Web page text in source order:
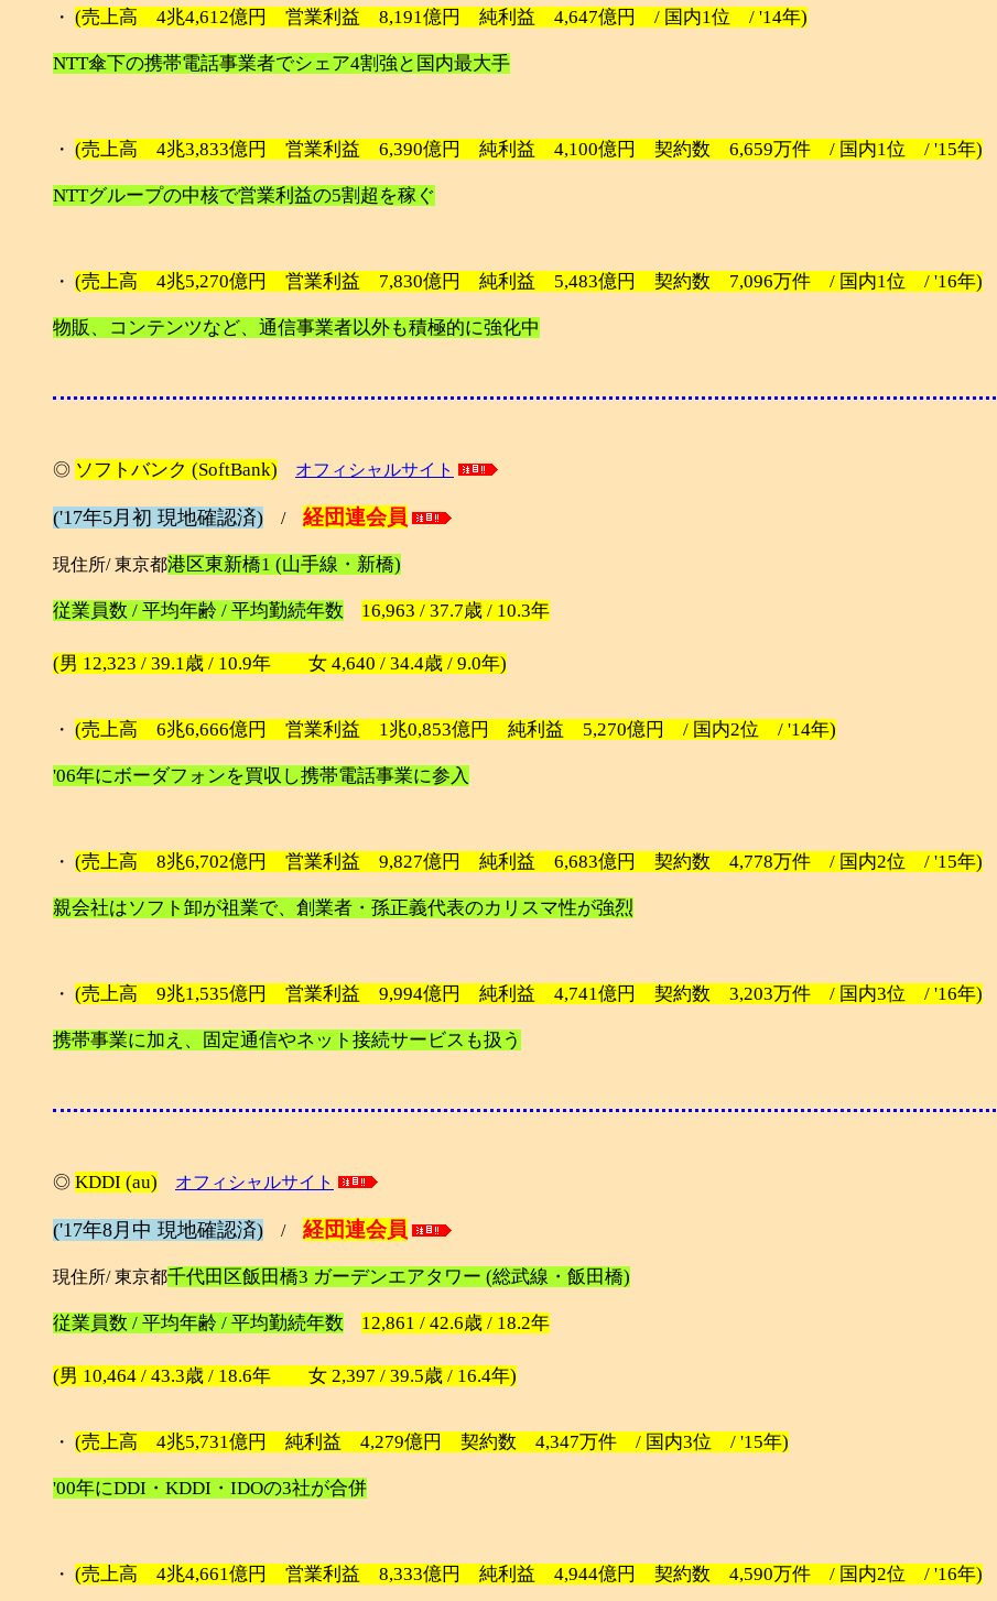
・ (売上高 4兆4,612億円 営業利益 8,191億円 純利益 4,647億円 / 国内1位 / '14年)
NTT傘下の携帯電話事業者でシェア4割強と国内最大手
・ (売上高 4兆3,833億円 営業利益 6,390億円 純利益 4,100億円 契約数 6,659万件 / 国内1位 / '15年)
NTTグループの中核で営業利益の5割超を稼ぐ
・ (売上高 4兆5,270億円 営業利益 7,830億円 純利益 5,483億円 契約数 7,096万件 / 国内1位 / '16年)
物販、コンテンツなど、通信事業者以外も積極的に強化中
◎ ソフトバンク (SoftBank) オフィシャルサイト
('17年5月初 現地確認済) / 経団連会員
現住所/ 東京都港区東新橋1 (山手線・新橋)
従業員数 / 平均年齢 / 平均勤続年数 16,963 / 37.7歳 / 10.3年
(男 12,323 / 39.1歳 / 10.9年 女 4,640 / 34.4歳 / 9.0年)
・ (売上高 6兆6,666億円 営業利益 1兆0,853億円 純利益 5,270億円 / 国内2位 / '14年)
'06年にボーダフォンを買収し携帯電話事業に参入
・ (売上高 8兆6,702億円 営業利益 9,827億円 純利益 6,683億円 契約数 4,778万件 / 国内2位 / '15年)
親会社はソフト卸が祖業で、創業者・孫正義代表のカリスマ性が強烈
・ (売上高 9兆1,535億円 営業利益 9,994億円 純利益 4,741億円 契約数 3,203万件 / 国内3位 / '16年)
携帯事業に加え、固定通信やネット接続サービスも扱う
◎ KDDI (au) オフィシャルサイト
('17年8月中 現地確認済) / 経団連会員
現住所/ 東京都千代田区飯田橋3 ガーデンエアタワー (総武線・飯田橋)
従業員数 / 平均年齢 / 平均勤続年数 12,861 / 42.6歳 / 18.2年
(男 10,464 / 43.3歳 / 18.6年 女 2,397 / 39.5歳 / 16.4年)
・ (売上高 4兆5,731億円 純利益 4,279億円 契約数 4,347万件 / 国内3位 / '15年)
'00年にDDI・KDDI・IDOの3社が合併
・ (売上高 4兆4,661億円 営業利益 8,333億円 純利益 4,944億円 契約数 4,590万件 / 国内2位 / '16年)